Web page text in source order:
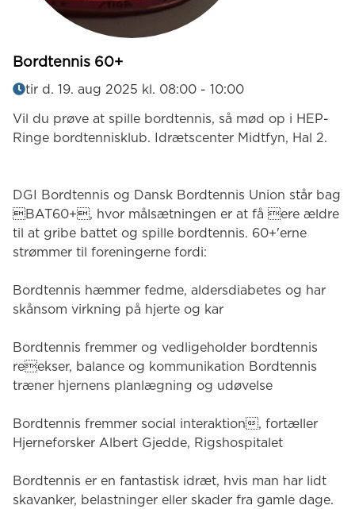
Bordtennis 60+
tir d. 19. aug 2025 kl. 08:00 - 10:00
Vil du prøve at spille bordtennis, så mød op i HEP-
Ringe bordtennisklub. Idrætscenter Midtfyn, Hal 2.
DGI Bordtennis og Dansk Bordtennis Union står bag
BAT60+, hvor målsætningen er at få ere ældre
til at gribe battet og spille bordtennis. 60+'erne
strømmer til foreningerne fordi:
Bordtennis hæmmer fedme, aldersdiabetes og har
skånsom virkning på hjerte og kar
Bordtennis fremmer og vedligeholder bordtennis
reekser, balance og kommunikation Bordtennis
træner hjernens planlægning og udøvelse
Bordtennis fremmer social interaktion, fortæller
Hjerneforsker Albert Gjedde, Rigshospitalet
Bordtennis er en fantastisk idræt, hvis man har lidt
skavanker, belastninger eller skader fra gamle dage.